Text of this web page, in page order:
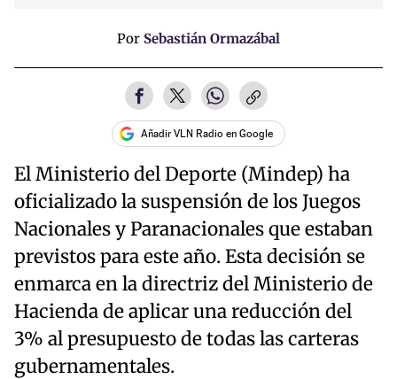
Por Sebastián Ormazábal
Añadir VLN Radio en Google
El Ministerio del Deporte (Mindep) ha
oficializado la suspensión de los Juegos
Nacionales y Paranacionales que estaban
previstos para este año. Esta decisión se
enmarca en la directriz del Ministerio de
Hacienda de aplicar una reducción del
3% al presupuesto de todas las carteras
gubernamentales.